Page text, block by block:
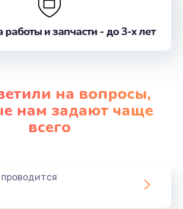
микропереключателей
Заказать
от 2000 руб.
Заказать
Заказать
работы и запчасти - до 3-х лет
на вопросы,
нам задают чаще
всего